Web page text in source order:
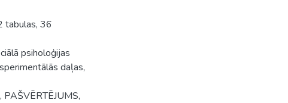
tabulas, 36
psiholoģijas
daļas,